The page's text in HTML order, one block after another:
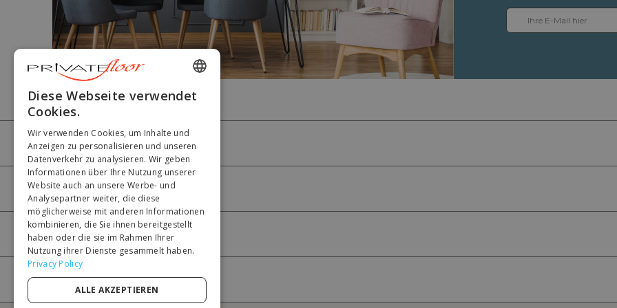
PRIVATEFLOOR
HILFE
MEIN KONTO
ZAHLUNG
ENGLISH
DUTCH
GERMAN
ITALIAN
PORTUGUESE
SPANISH
POLISH
Diese Webseite verwendet
Cookies.
Wir verwenden Cookies, um Inhalte und
Anzeigen zu personalisieren und unseren
Datenverkehr zu analysieren. Wir geben
Informationen über Ihre Nutzung unserer
Website auch an unsere Werbe- und
Analysepartner weiter, die diese
möglicherweise mit anderen Informationen
kombinieren, die Sie ihnen bereitgestellt
haben oder die sie im Rahmen Ihrer
Nutzung ihrer Dienste gesammelt haben.
Privacy Policy
ALLE AKZEPTIEREN